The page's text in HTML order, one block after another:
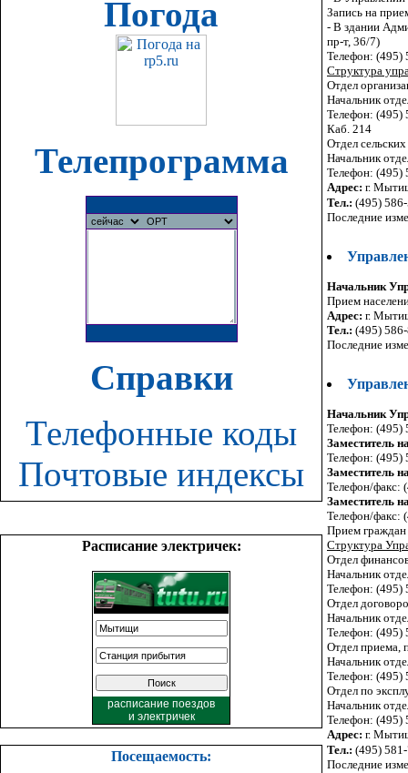
Погода
Телепрограмма
Справки
Телефонные коды
Почтовые индексы
Расписание электричек:
расписание поездов
и электричек
Посещаемость:
Запись на
- В здании
пр-т, 36/7)
Телефон: (495)
Структура
Отдел
Начальник
Телефон: (495)
Каб. 214
Отдел
Начальник
Телефон: (495)
Адрес: г.
Тел.: (495)
Последние
Начальник
Прием
Адрес: г.
Тел.: (495)
Последние
Начальник
Телефон: (495)
Заместитель
Телефон: (495)
Заместитель
Телефон/факс:
Заместитель
Телефон/факс:
Прием граждан
Структура
Отдел
Начальник
Телефон: (495)
Отдел
Начальник
Телефон: (495)
Отдел приема,
Начальник
Телефон: (495)
Отдел по
Начальник
Телефон: (495)
Адрес: г.
Тел.: (495)
Последние